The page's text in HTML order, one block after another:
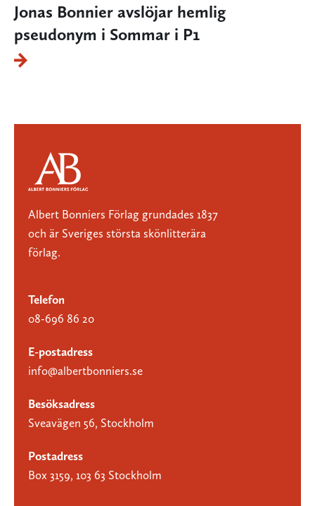
Jonas Bonnier avslöjar hemlig
pseudonym i Sommar i P1
Albert Bonniers Förlag grundades 1837
och är Sveriges största skönlitterära
förlag.
Telefon
08-696 86 20
E-postadress
info@albertbonniers.se
Besöksadress
Sveavägen 56, Stockholm
Postadress
Box 3159, 103 63 Stockholm